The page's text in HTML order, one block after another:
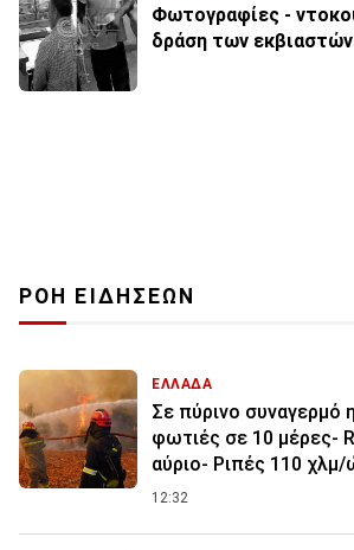
Φωτογραφίες -
δράση των
ΡΟΗ ΕΙΔΗΣΕΩΝ
ΕΛΛΑΔΑ
Σε πύρινο συναγερμό
φωτιές σε 10 μέρες-
αύριο- Ριπές 110
12:32